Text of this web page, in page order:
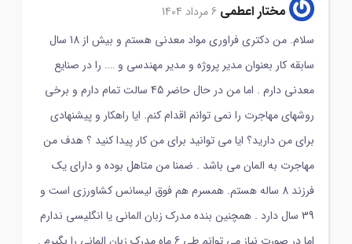
مختار اعطمی 6 مرداد 1404
سلام. من دکتری فراوری مواد معدنی هستم و بیش از 18 سال
سابقه کار بعنوان مدیر پروژه و مدیر مهندسی و …. را در صنایع
معدنی دارم . اما من در حال حاضر 45 سالت تمام دارم و برخی
روشهای مهاجرت را نمی توانم اقدام کنم. ایا راهکار و پیشنهادی
برای من دارید؟ ایا می توانید برای من کار پیدا کنید ؟ هدف من
مهاجرت به المان می باشد . ضمنا من متاهل بوده و دارای یک
فرزند 8 ساله هستم. همسرم هم فوق لیسانس کشاورزی است و
39 سال دارد . همچنین بنده مدرک زبان المانی یا انگلیسی ندارم